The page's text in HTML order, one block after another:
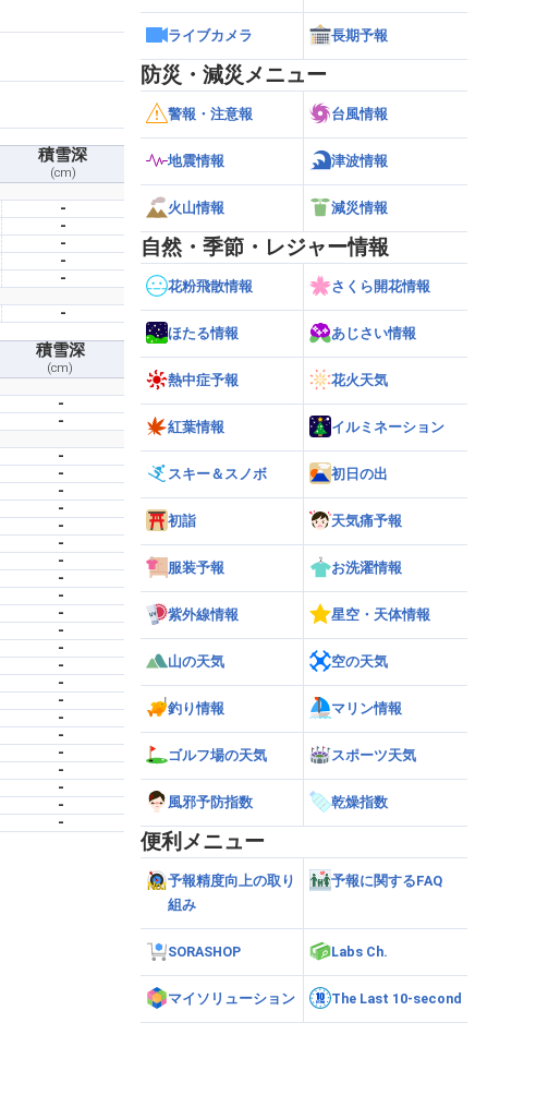
積雪深
(cm)
-
-
-
-
-
-
積雪深
(cm)
-
-
-
-
-
-
-
-
-
-
-
-
-
-
-
-
-
-
-
-
-
-
-
-
ライブカメラ 長期予報
防災・減災メニュー
警報・注意報 台風情報
地震情報 津波情報
火山情報 減災情報
自然・季節・レジャー情報
花粉飛散情報 さくら開花情報
ほたる情報 あじさい情報
熱中症予報 花火天気
紅葉情報 イルミネーション
スキー＆スノボ 初日の出
初詣 天気痛予報
服装予報 お洗濯情報
紫外線情報 星空・天体情報
山の天気 空の天気
釣り情報 マリン情報
ゴルフ場の天気 スポーツ天気
風邪予防指数 乾燥指数
便利メニュー
予報精度向上の取り
組み
予報に関するFAQ
SORASHOP Labs Ch.
マイソリューション The Last 10-second